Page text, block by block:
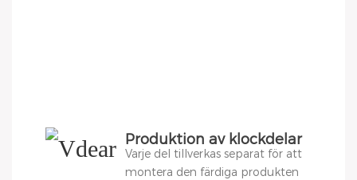
Produktion av klockdelar
Varje del tillverkas separat för att
montera den färdiga produkten